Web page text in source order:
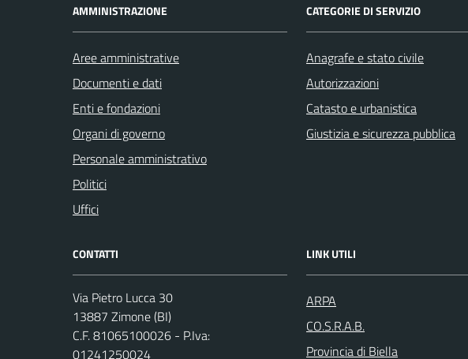
AMMINISTRAZIONE
Aree amministrative
Documenti e dati
Enti e fondazioni
Organi di governo
Personale amministrativo
Politici
Uffici
CATEGORIE DI SERVIZIO
Anagrafe e stato civile
Autorizzazioni
Catasto e urbanistica
Giustizia e sicurezza pubblica
CONTATTI
Via Pietro Lucca 30
13887 Zimone (BI)
C.F. 81065100026 - P.Iva:
01241250024
LINK UTILI
ARPA
CO.S.R.A.B.
Provincia di Biella